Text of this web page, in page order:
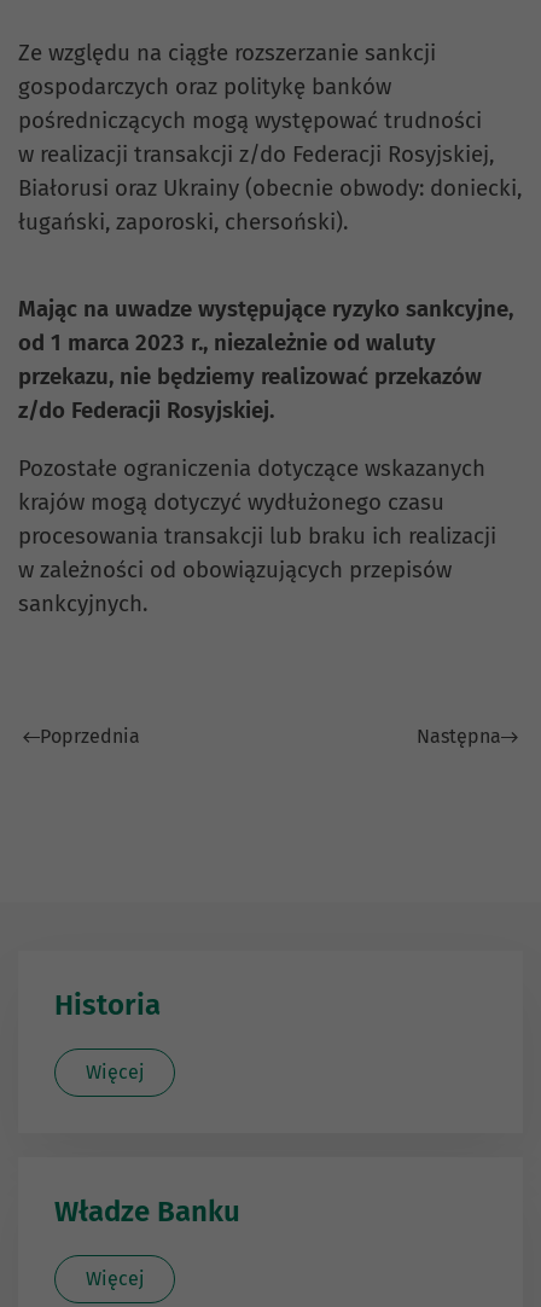
Ze względu na ciągłe rozszerzanie sankcji
gospodarczych oraz politykę banków
pośredniczących mogą występować trudności
w realizacji transakcji z/do Federacji Rosyjskiej,
Białorusi oraz Ukrainy (obecnie obwody: doniecki,
ługański, zaporoski, chersoński).
Mając na uwadze występujące ryzyko sankcyjne,
od 1 marca 2023 r., niezależnie od waluty
przekazu, nie będziemy realizować przekazów
z/do Federacji Rosyjskiej.
Pozostałe ograniczenia dotyczące wskazanych
krajów mogą dotyczyć wydłużonego czasu
procesowania transakcji lub braku ich realizacji
w zależności od obowiązujących przepisów
sankcyjnych.
Poprzednia Następna
Historia
Więcej
Władze Banku
Więcej